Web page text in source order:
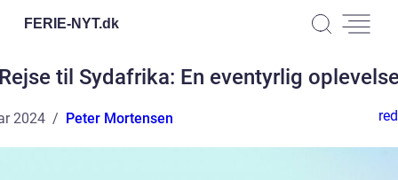
FERIE-NYT.dk
til Sydafrika: En eventyrlig
2024 Peter Mortensen